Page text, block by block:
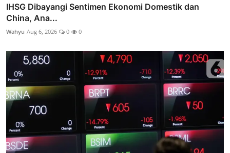
IHSG Dibayangi Sentimen Ekonomi Domestik dan
China, Ana...
Wahyu Aug 6, 2026 0 0